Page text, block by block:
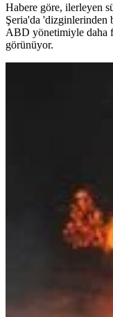
Habere göre, ilerleyen
Şeria'da 'dizginlerinden
ABD yönetimiyle daha
görünüyor.